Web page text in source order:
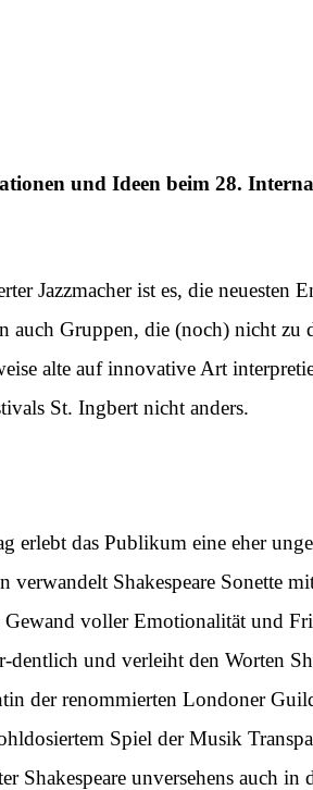
und Ideen beim 28.
Jazzmacher ist es, die neuesten
auch Gruppen, die (noch) nicht zu
alte auf innovative Art
St. Ingbert nicht anders.
erlebt das Publikum eine eher
verwandelt Shakespeare Sonette
Gewand voller Emotionalität und
dentlich und verleiht den Worten
der renommierten Londoner
Spiel der Musik
Shakespeare unversehens auch in